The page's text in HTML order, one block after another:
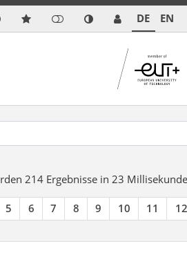
DE EN
214 Ergebnisse in 23
5 6 7 8 9 10 11 12